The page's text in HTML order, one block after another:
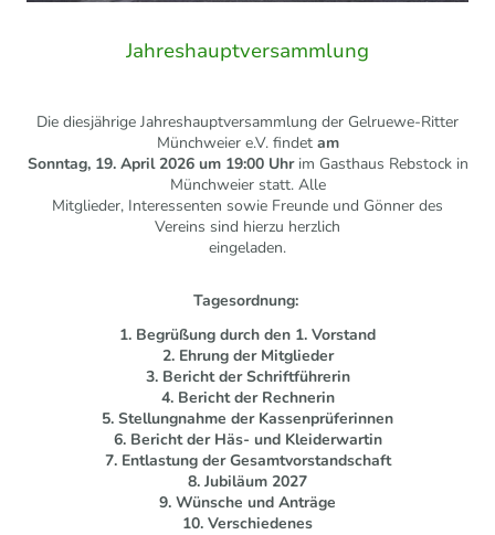
Jahreshauptversammlung
Die diesjährige Jahreshauptversammlung der Gelruewe-Ritter
Münchweier e.V. findet am
Sonntag, 19. April 2026 um 19:00 Uhrim Gasthaus Rebstock in
Münchweier statt. Alle
Mitglieder, Interessenten sowie Freunde und Gönner des
Vereins sind hierzu herzlich
eingeladen.
Tagesordnung:
1. Begrüßung durch den 1. Vorstand
2. Ehrung der Mitglieder
3. Bericht der Schriftführerin
4. Bericht der Rechnerin
5. Stellungnahme der Kassenprüferinnen
6. Bericht der Häs- und Kleiderwartin
7. Entlastung der Gesamtvorstandschaft
8. Jubiläum 2027
9. Wünsche und Anträge
10. Verschiedenes